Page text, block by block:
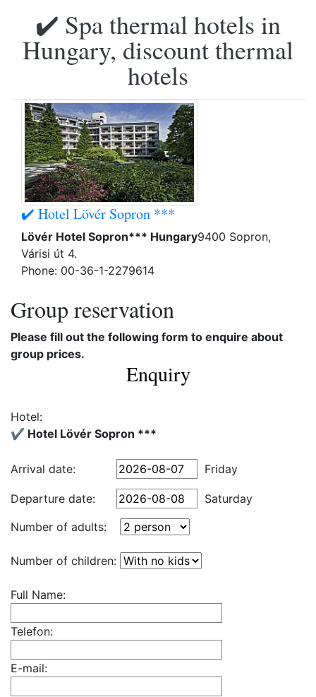
✔️ Spa thermal hotels in
Hungary, discount thermal
hotels
✔️ Hotel Lövér Sopron ***
Lövér Hotel Sopron*** Hungary9400 Sopron,
Várisi út 4.
Phone: 00-36-1-2279614
Group reservation
Please fill out the following form to enquire about
group prices.
Enquiry
Hotel:
✔️ Hotel Lövér Sopron ***
Arrival date: Friday
Departure date:
Saturday
Number of adults:
Number of children:
Full Name:
Telefon:
E-mail: